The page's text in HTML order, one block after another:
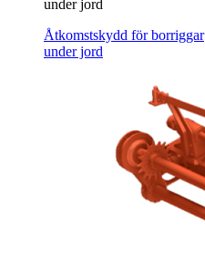
under jord
Åtkomstskydd för borriggar
under jord